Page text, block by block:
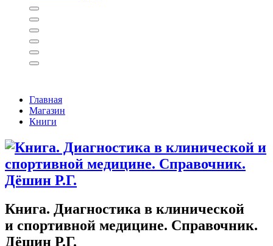
Главная
Магазин
Книги
Книга. Диагностика в клинической
и спортивной медицин­е. Справочник.
Дёшин Р.Г.